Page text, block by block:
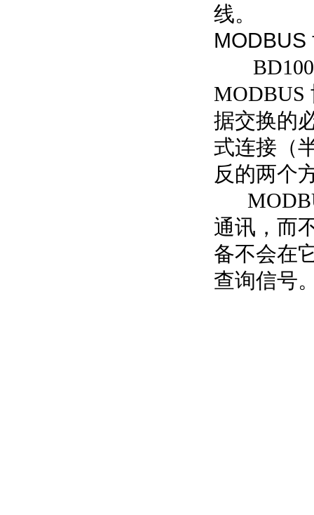
线。
MODBUS
MODBUS
据交换的
式连接（
反的两个
通讯，而
备不会在
查询信号